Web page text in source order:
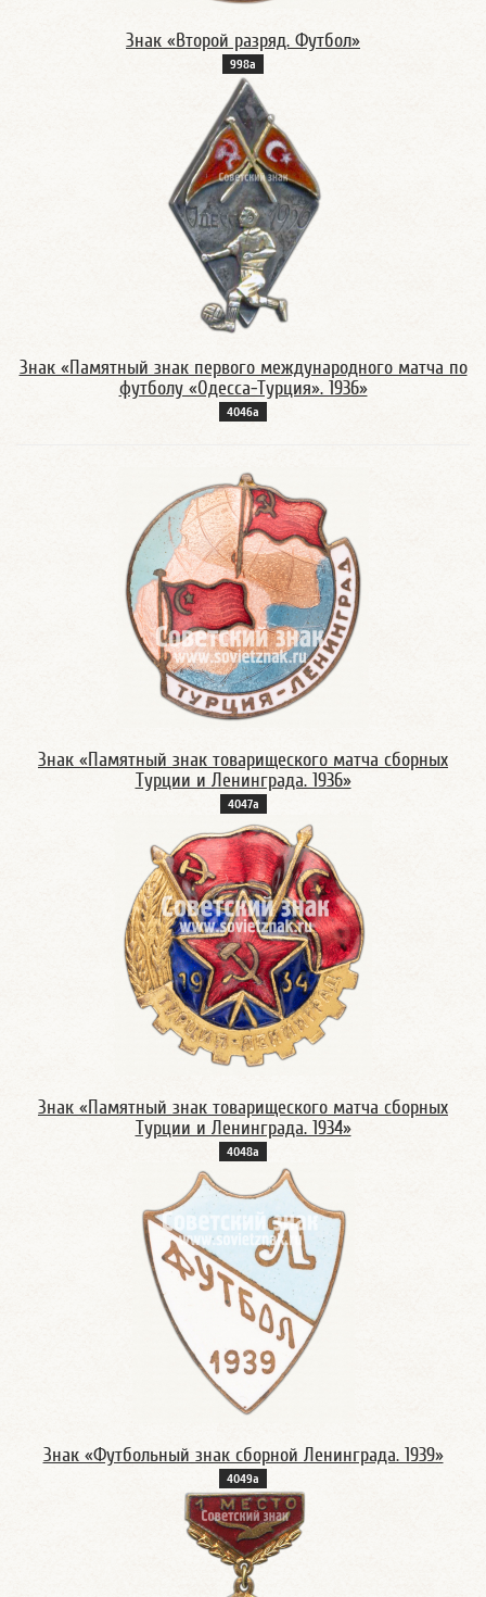
Знак «Второй разряд. Футбол»
998а
Знак «Памятный знак первого международного матча по
футболу «Одесса-Турция». 1936»
4046а
Знак «Памятный знак товарищеского матча сборных
Турции и Ленинграда. 1936»
4047а
Знак «Памятный знак товарищеского матча сборных
Турции и Ленинграда. 1934»
4048а
Знак «Футбольный знак сборной Ленинграда. 1939»
4049а